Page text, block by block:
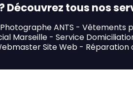
tous nos
ANTS - Vêtements
Marseille - Service
Site Web- Réparation